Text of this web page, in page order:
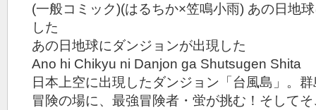
(一般コミック)(はるちか×笠鳴小雨) あの日地
した
あの日地球にダンジョンが出現した
Ano hi Chikyu ni Danjon ga Shutsugen Shita
日本上空に出現したダンジョン「台風島」。
冒険の場に、最強冒険者・蛍が挑む！そして